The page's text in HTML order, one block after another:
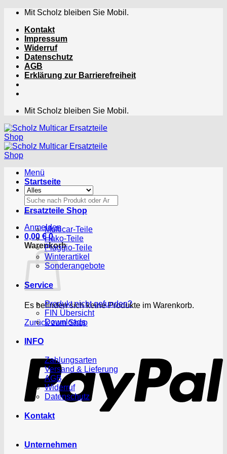
Zum
springen
Mit Scholz bleiben Sie Mobil.
Kontakt
Impressum
Widerruf
Datenschutz
AGB
Erklärung zur Barrierefreiheit
Mit Scholz bleiben Sie Mobil.
Menü
Suchen
nach:
Anmelden
0,00 € 0
Warenkorb
Es befinden sich keine Produkte im Warenkorb.
Zurück zum Shop
Startseite
Ersatzteile Shop
Multicar-Teile
Hako-Teile
Piaggio-Teile
Winterartikel
Sonderangebote
Service
Produkt nicht gefunden?
FIN Übersicht
Downloads
INFO
Zahlungsarten
Versand & Lieferung
AGB
Widerruf
Datenschutz
Kontakt
Unternehmen